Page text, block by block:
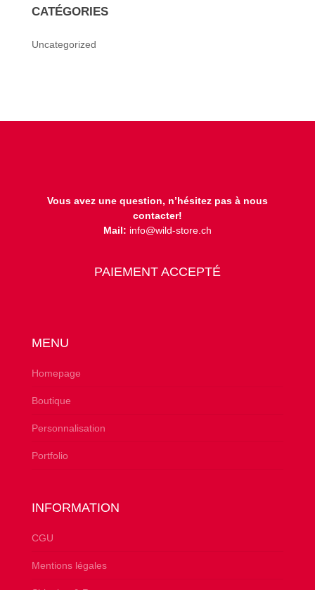
CATÉGORIES
Uncategorized
Vous avez une question, n’hésitez pas à nous
contacter!
Mail: info@wild-store.ch
PAIEMENT ACCEPTÉ
MENU
Homepage
Boutique
Personnalisation
Portfolio
INFORMATION
CGU
Mentions légales